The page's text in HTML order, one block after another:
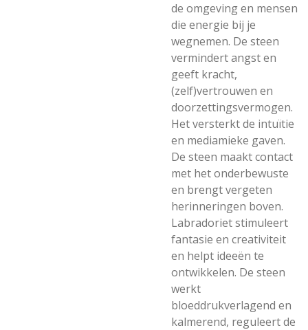
de omgeving en mensen
die energie bij je
wegnemen. De steen
vermindert angst en
geeft kracht,
(zelf)vertrouwen en
doorzettingsvermogen.
Het versterkt de intuïtie
en mediamieke gaven.
De steen maakt contact
met het onderbewuste
en brengt vergeten
herinneringen boven.
Labradoriet stimuleert
fantasie en creativiteit
en helpt ideeën te
ontwikkelen. De steen
werkt
bloeddrukverlagend en
kalmerend, reguleert de